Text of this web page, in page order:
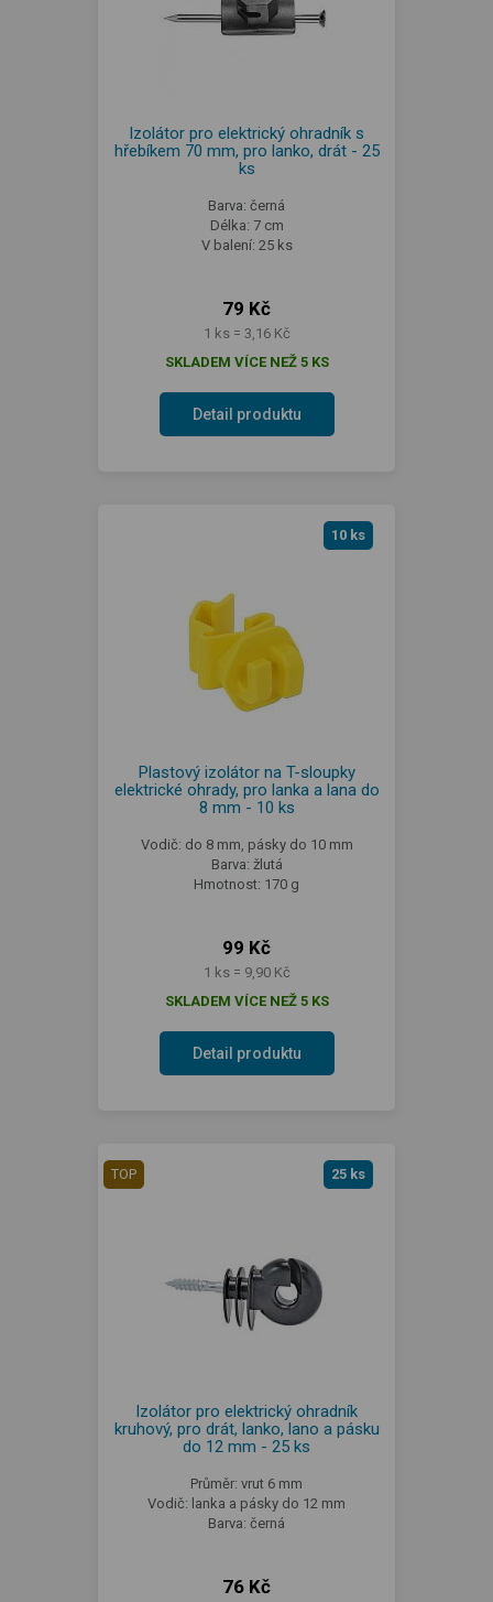
Izolátor pro elektrický ohradník s
hřebíkem 70 mm, pro lanko, drát - 25
ks
Barva: černá
Délka: 7 cm
V balení: 25 ks
79 Kč
1 ks = 3,16 Kč
SKLADEM VÍCE NEŽ 5 KS
Detail produktu
10 ks
Plastový izolátor na T-sloupky
elektrické ohrady, pro lanka a lana do
8 mm - 10 ks
Vodič: do 8 mm, pásky do 10 mm
Barva: žlutá
Hmotnost: 170 g
99 Kč
1 ks = 9,90 Kč
SKLADEM VÍCE NEŽ 5 KS
Detail produktu
TOP 25 ks
Izolátor pro elektrický ohradník
kruhový, pro drát, lanko, lano a pásku
do 12 mm - 25 ks
Průměr: vrut 6 mm
Vodič: lanka a pásky do 12 mm
Barva: černá
76 Kč